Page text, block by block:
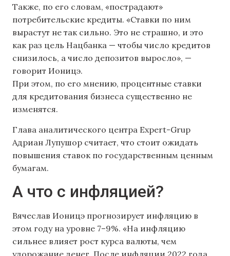
Также, по его словам, «пострадают»
потребительские кредиты. «Ставки по ним
вырастут не так сильно. Это не страшно, и это
как раз цель Нацбанка — чтобы число кредитов
снизилось, а число депозитов выросло», —
говорит Ионицэ.
При этом, по его мнению, процентные ставки
для кредитования бизнеса существенно не
изменятся.
Глава аналитического центра Expert-Grup
Адриан Лупушор считает, что стоит ожидать
повышения ставок по государственным ценным
бумагам.
А что с инфляцией?
Вячеслав Ионицэ прогнозирует инфляцию в
этом году на уровне 7–9%. «На инфляцию
сильнее влияет рост курса валюты, чем